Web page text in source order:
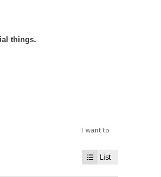
things.
I want to
List